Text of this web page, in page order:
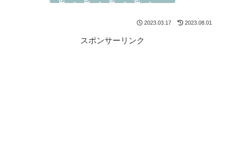
2023.03.17 2023.08.01
スポンサーリンク